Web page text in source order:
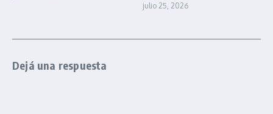
julio 25, 2026
Dejá una respuesta